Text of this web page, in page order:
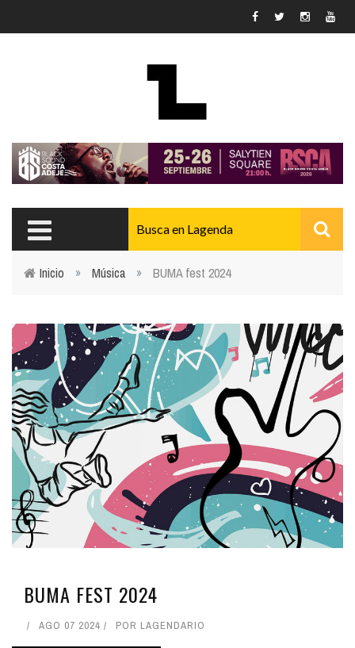
Inicio » Música » BUMA fest 2024
BUMA FEST 2024
AGO 07 2024 POR LAGENDARIO